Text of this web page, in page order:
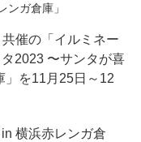
ガ倉庫」
催の「イルミネー
2023 〜サンタが喜
」を11月25日～12
横浜赤レンガ倉